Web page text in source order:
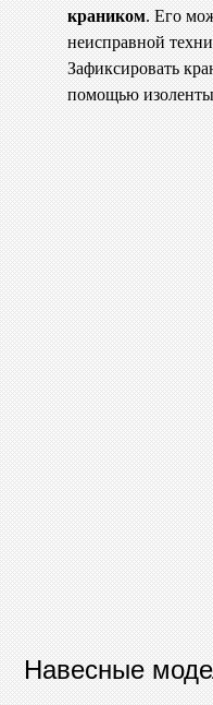
краником. Его
неисправной
Зафиксировать
помощью
Навесные